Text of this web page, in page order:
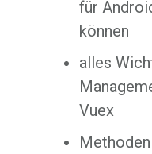
für
können
alles
Vuex